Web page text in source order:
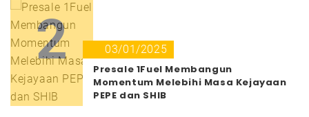
2
03/01/2025
Presale 1Fuel Membangun
Momentum Melebihi Masa Kejayaan
PEPE dan SHIB